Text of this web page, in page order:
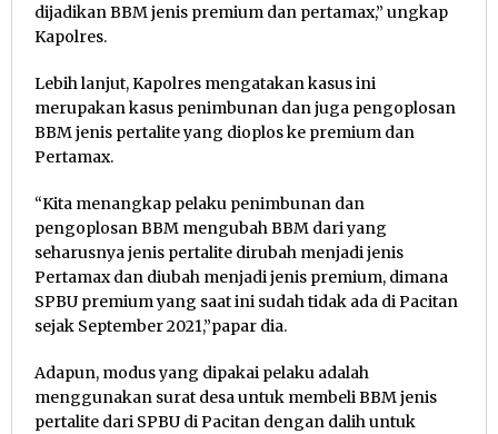
dijadikan BBM jenis premium dan pertamax,” ungkap
Kapolres.
Lebih lanjut, Kapolres mengatakan kasus ini
merupakan kasus penimbunan dan juga pengoplosan
BBM jenis pertalite yang dioplos ke premium dan
Pertamax.
“Kita menangkap pelaku penimbunan dan
pengoplosan BBM mengubah BBM dari yang
seharusnya jenis pertalite dirubah menjadi jenis
Pertamax dan diubah menjadi jenis premium, dimana
SPBU premium yang saat ini sudah tidak ada di Pacitan
sejak September 2021,”papar dia.
Adapun, modus yang dipakai pelaku adalah
menggunakan surat desa untuk membeli BBM jenis
pertalite dari SPBU di Pacitan dengan dalih untuk